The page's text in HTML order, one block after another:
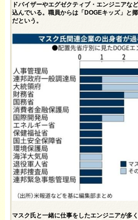
ドバイザーやエグゼクティブ・エンジニアな
込んでいる。職員からは「DOGEキッズ」と
だという。
マスク氏と一緒に仕事をしたエンジニアが多